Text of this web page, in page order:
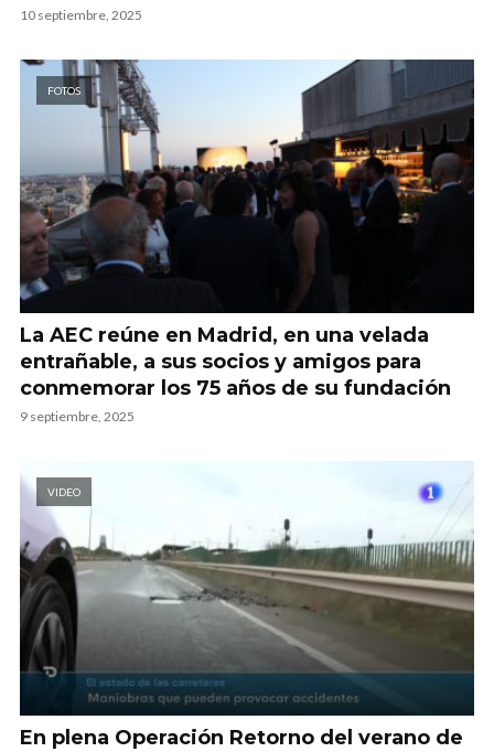
10 septiembre, 2025
FOTOS
La AEC reúne en Madrid, en una velada
entrañable, a sus socios y amigos para
conmemorar los 75 años de su fundación
9 septiembre, 2025
VIDEO
En plena Operación Retorno del verano de